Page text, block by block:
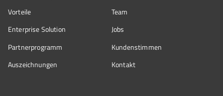
Vorteile
Enterprise Solution
Partnerprogramm
Auszeichnungen
Team
Jobs
Kundenstimmen
Kontakt